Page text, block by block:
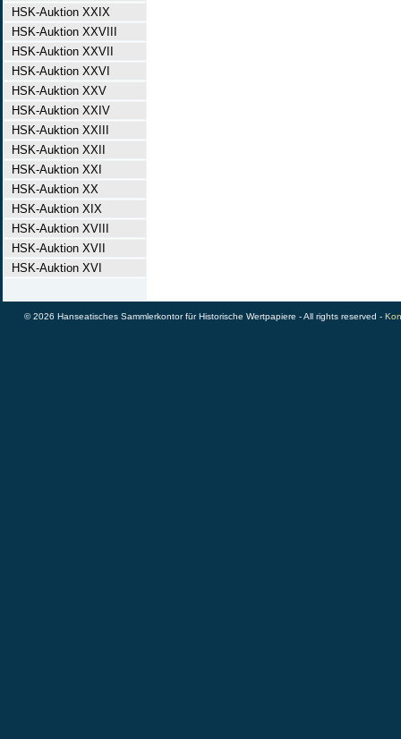
HSK-Auktion XXIX
HSK-Auktion XXVIII
HSK-Auktion XXVII
HSK-Auktion XXVI
HSK-Auktion XXV
HSK-Auktion XXIV
HSK-Auktion XXIII
HSK-Auktion XXII
HSK-Auktion XXI
HSK-Auktion XX
HSK-Auktion XIX
HSK-Auktion XVIII
HSK-Auktion XVII
HSK-Auktion XVI
© 2026 Hanseatisches Sammlerkontor für Historische Wertpapiere - All rights reserved -